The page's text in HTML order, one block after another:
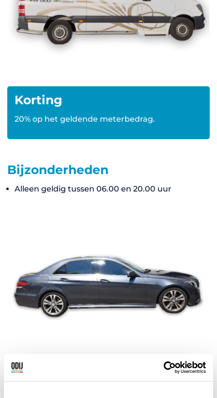
Korting
20% op het geldende meterbedrag.
Bijzonderheden
Alleen geldig tussen 06.00 en 20.00 uur